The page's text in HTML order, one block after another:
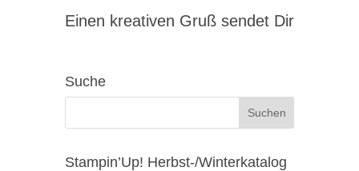
Einen kreativen Gruß sendet Dir
Suche
Stampin’Up! Herbst-/Winterkatalog